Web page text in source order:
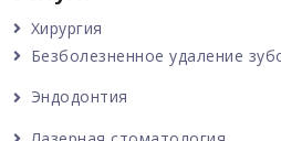
Хирургия
Безболезненное удаление
Эндодонтия